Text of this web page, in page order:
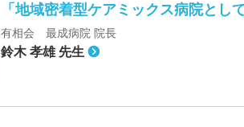
「地域密着型ケアミックス病院とし
有相会 最成病院 院長
鈴木 孝雄 先生